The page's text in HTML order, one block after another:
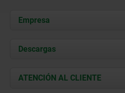
Empresa
Acerca de nosotros
Contacto
Descargas
Documents
ATENCIÓN AL CLIENTE